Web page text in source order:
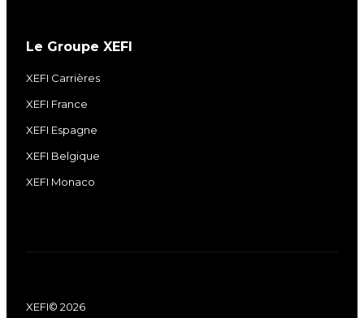
Le Groupe XEFI
XEFI Carrières
XEFI France
XEFI Espagne
XEFI Belgique
XEFI Monaco
XEFI© 2026